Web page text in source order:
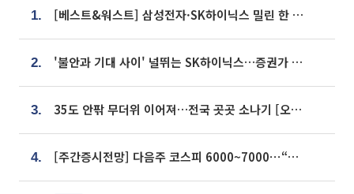
1. [베스트&워스트] 삼성전자·SK하이닉스 밀린 한 주…상상인증권은 85% 급등
2. '불안과 기대 사이' 널뛰는 SK하이닉스…증권가 "HBM4·LTA 기반 펀터멘털 견고"
3. 35도 안팎 무더위 이어져…전국 곳곳 소나기 [오늘 날씨]
4. [주간증시전망] 다음주 코스피 6000~7000⋯“外人 수급은 정책이 변수”